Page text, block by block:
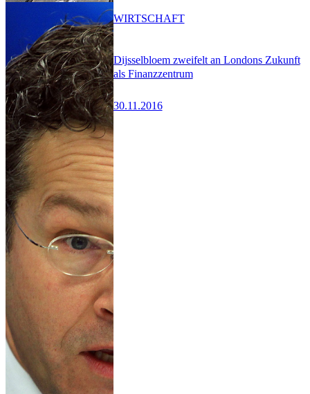
Dijsselbloem zweifelt an Londons Zukunft
als Finanzzentrum
30.11.2016
WIRTSCHAFT